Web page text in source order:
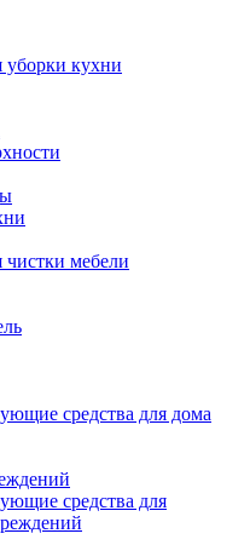
уборки кухни
чистки мебели
средства для дома
средства для